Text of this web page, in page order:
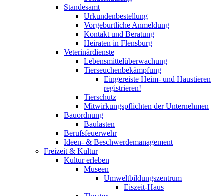
Standesamt
Urkundenbestellung
Vorgeburtliche Anmeldung
Kontakt und Beratung
Heiraten in Flensburg
Veterinärdienste
Lebensmittelüberwachung
Tierseuchenbekämpfung
Eingereiste Heim- und Haustieren
registrieren!
Tierschutz
Mitwirkungspflichten der Unternehmen
Bauordnung
Baulasten
Berufsfeuerwehr
Ideen- & Beschwerdemanagement
Freizeit & Kultur
Kultur erleben
Museen
Umweltbildungszentrum
Eiszeit-Haus